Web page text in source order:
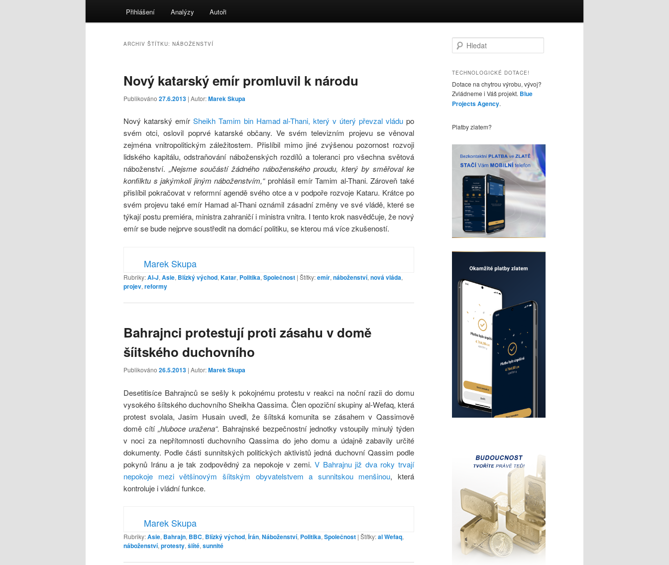
Přihlášení Analýzy Autoři
ARCHIV ŠTÍTKU: NÁBOŽENSTVÍ
Nový katarský emír promluvil k národu
Publikováno 27.6.2013 | Autor:Marek Skupa
Nový katarský emír Sheikh Tamim bin Hamad al-Thani, který v úterý převzal vládu po
svém otci, oslovil poprvé katarské občany. Ve svém televizním projevu se věnoval
zejména vnitropolitickým záležitostem. Přislíbil mimo jiné zvýšenou pozornost rozvoji
lidského kapitálu, odstraňování náboženských rozdílů a toleranci pro všechna světová
náboženství. „Nejsme součástí žádného náboženského proudu, který by směřoval ke
konfilktu s jakýmkoli jiným náboženstvím,“prohlásil emír Tamim al-Thani. Zároveň také
přislíbil pokračovat v reformní agendě svého otce a v podpoře rozvoje Kataru. Krátce po
svém projevu také emír Hamad al-Thani oznámil zásadní změny ve své vládě, které se
týkají postu premiéra, ministra zahraničí i ministra vnitra. I tento krok nasvědčuje, že nový
emír se bude nejprve soustředit na domácí politiku, se kterou má více zkušeností.
Marek Skupa
Rubriky:Al-J, Asie, Blízký východ, Katar, Politika, Společnost | Štítky:emír, náboženství, nová vláda,
projev, reformy
Bahrajnci protestují proti zásahu v domě
šíitského duchovního
Publikováno 26.5.2013 | Autor:Marek Skupa
Desetitisíce Bahrajnců se sešly k pokojnému protestu v reakci na noční razii do domu
vysokého šíitského duchovního Sheikha Qassima. Člen opoziční skupiny al-Wefaq, která
protest svolala, Jasim Husain uvedl, že šíitská komunita se zásahem v Qassimově
domě cítí„hluboce uražena“. Bahrajnské bezpečnostní jednotky vstoupily minulý týden
v noci za nepřítomnosti duchovního Qassima do jeho domu a údajně zabavily určité
dokumenty. Podle části sunnitských politických aktivistů jedná duchovní Qassim podle
pokynů Iránu a je tak zodpovědný za nepokoje v zemi.V Bahrajnu již dva roky trvají
nepokoje mezi většinovým šíitským obyvatelstvem a sunnitskou menšinou, která
kontroluje i vládní funkce.
Marek Skupa
Rubriky:Asie, Bahrajn, BBC, Blízký východ, Írán, Náboženství, Politika, Společnost | Štítky:al Wefaq,
náboženství, protesty, šiíté, sunnité
l
d
t
TECHNOLOGICKÉ DOTACE!
Dotace na chytrou výrobu, vývoj?
Zvládneme i Váš projekt. Blue
Projects Agency.
Platby zlatem?